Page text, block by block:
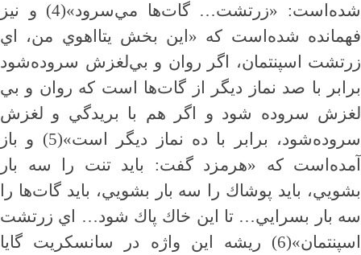
شده‌است: «زرتشت…
گات‌ها مي‌سرود»(4) و نيز
فهمانده شده‌است كه «اين بخش يتااهوي من، اي
زرتشت اسپنتمان، اگر روان و بي‌لغزش سروده‌شود
برابر با صد نماز ديگر از گات‌ها است كه روان و بي
لغزش سروده شود و اگر هم با بريدگي و لغزش
سروده‌شود، برابر با ده نماز ديگر است»(5) و باز
آمده‌است كه «هرمزد گفت: بايد تنت را سه بار
بشويي، بايد پوشاك را سه بار بشويي، بايد گات‌ها را
سه بار بسرايي… تا اين خاك پاك شود… اي زرتشت
اسپنتمان»(6) ريشه اين واژه در سانسكريت گايا